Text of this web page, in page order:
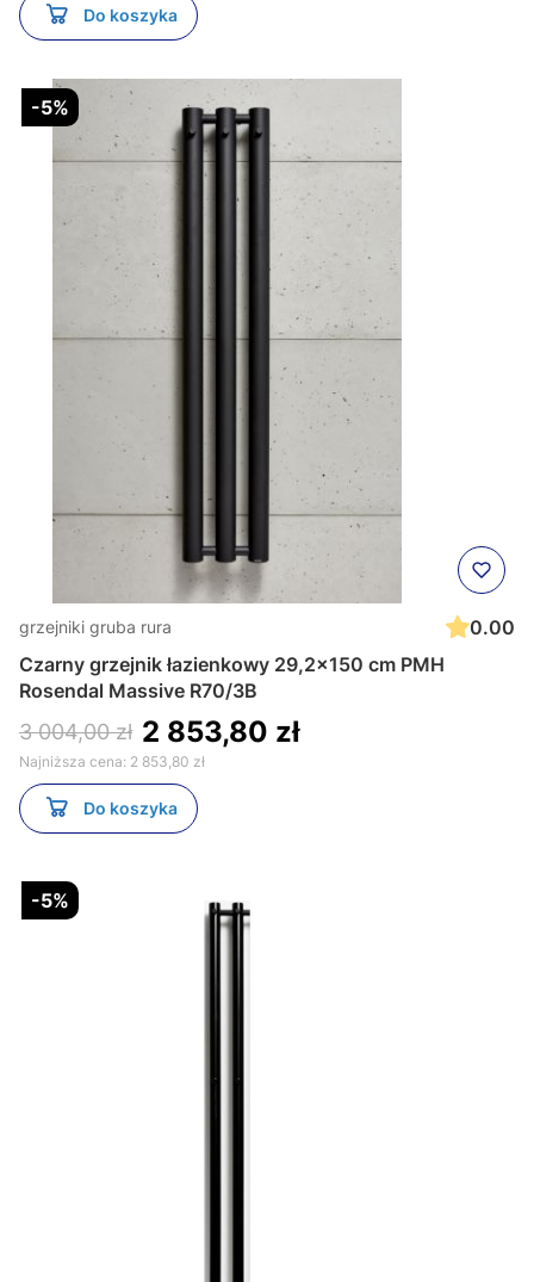
Do koszyka
-5%
grzejniki gruba rura
0.00
Czarny grzejnik łazienkowy 29,2x150 cm PMH
Rosendal Massive R70/3B
3 004,00 zł 2 853,80 zł
Najniższa cena: 2 853,80 zł
Do koszyka
-5%